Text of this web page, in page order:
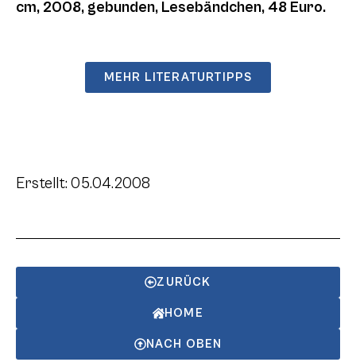
cm, 2008, gebunden, Lesebändchen, 48 Euro.
MEHR LITERATURTIPPS
Erstellt: 05.04.2008
ZURÜCK
HOME
NACH OBEN